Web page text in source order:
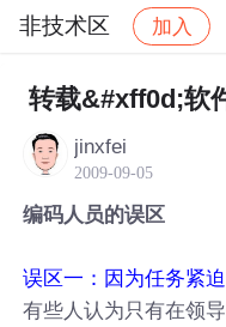
非技术区 加入
社区 非技术区
转载&#xff0d;软
jinxfei
2009-09-05
编码人员的误区
误区一：因为任务紧
有些人认为只有在领